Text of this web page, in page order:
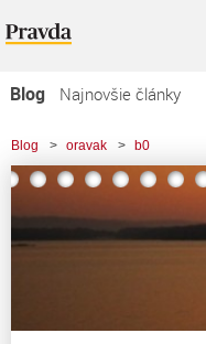
Blog
Najnovšie články
Najčítanejšie články
Najkomentovanejšie články
Zoznam blogov
Blog > oravak > b0